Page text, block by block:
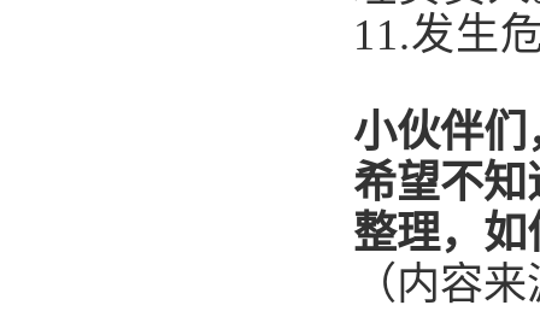
11.发生
小伙伴
希望不
整理，
（内容